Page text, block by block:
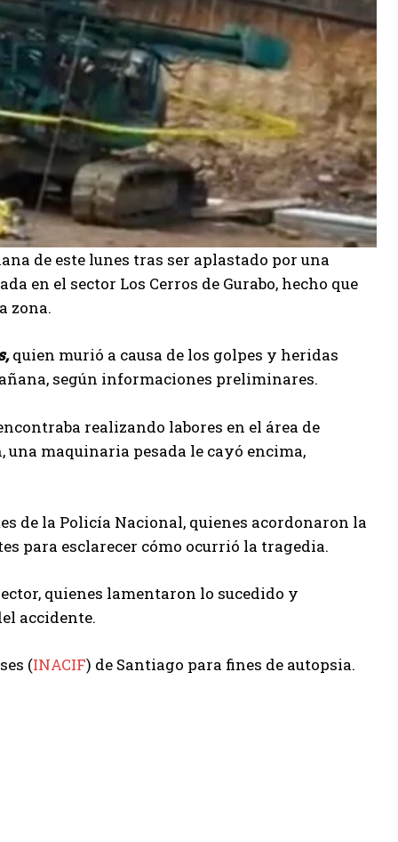
de este lunes tras ser aplastado por una
en el sector Los Cerros de Gurabo, hecho que
zona.
quien murió a causa de los golpes y heridas
según informaciones preliminares.
realizando labores en el área de
maquinaria pesada le cayó encima,
de la Policía Nacional, quienes acordonaron la
para esclarecer cómo ocurrió la tragedia.
quienes lamentaron lo sucedido y
accidente.
(INACIF) de Santiago para fines de autopsia.